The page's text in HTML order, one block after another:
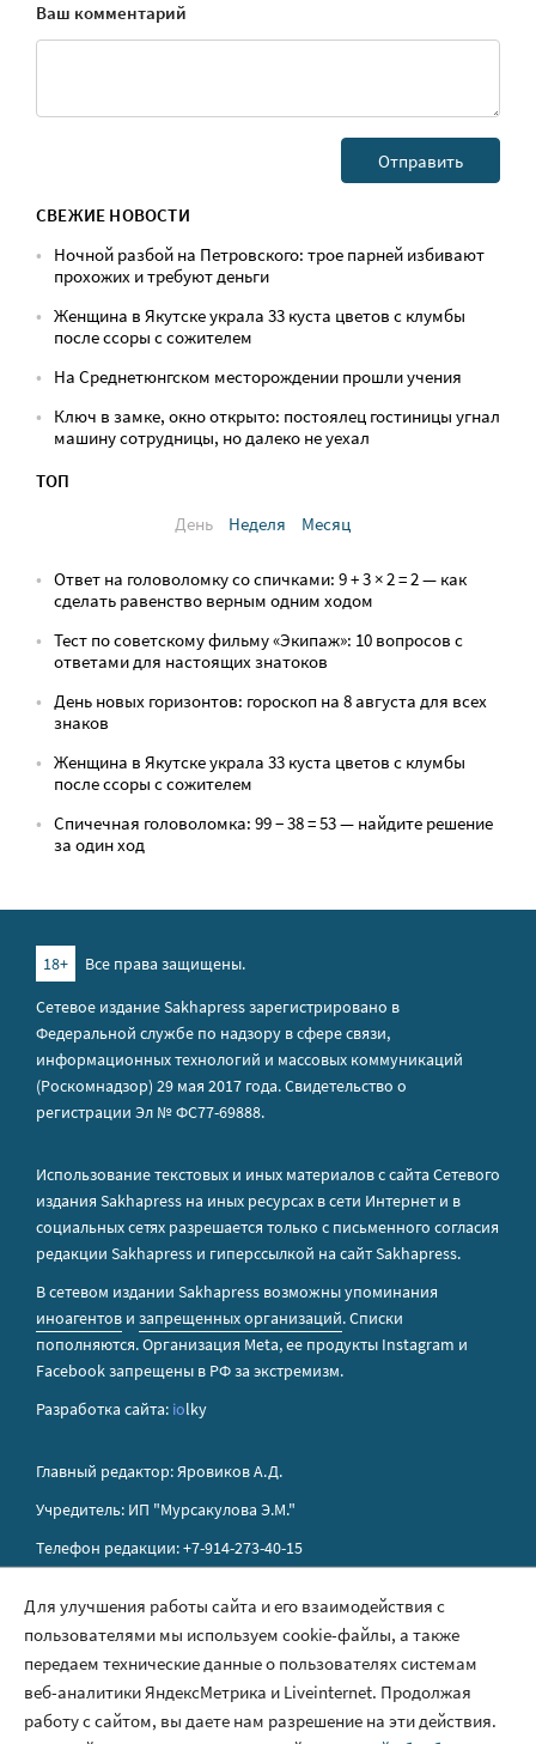
Ваш комментарий
СВЕЖИЕ НОВОСТИ
Ночной разбой на Петровского: трое парней избивают
прохожих и требуют деньги
Женщина в Якутске украла 33 куста цветов с клумбы
после ссоры с сожителем
На Среднетюнгском месторождении прошли учения
Ключ в замке, окно открыто: постоялец гостиницы угнал
машину сотрудницы, но далеко не уехал
ТОП
День
Неделя Месяц
Ответ на головоломку со спичками: 9 + 3 × 2 = 2 — как
сделать равенство верным одним ходом
Тест по советскому фильму «Экипаж»: 10 вопросов с
ответами для настоящих знатоков
День новых горизонтов: гороскоп на 8 августа для всех
знаков
Женщина в Якутске украла 33 куста цветов с клумбы
после ссоры с сожителем
Спичечная головоломка: 99 − 38 = 53 — найдите решение
за один ход
18+
Все права защищены.
Сетевое издание Sakhapress зарегистрировано в
Федеральной службе по надзору в сфере связи,
информационных технологий и массовых коммуникаций
(Роскомнадзор) 29 мая 2017 года. Свидетельство о
регистрации Эл № ФС77-69888.
Использование текстовых и иных материалов с сайта Сетевого
издания Sakhapress на иных ресурсах в сети Интернет и в
социальных сетях разрешается только с письменного согласия
редакции Sakhapress и гиперссылкой на сайт Sakhapress.
В сетевом издании Sakhapress возможны упоминания
иноагентов и запрещенных организаций. Списки
пополняются. Организация Metа, ее продукты Instagram и
Facebook запрещены в РФ за экстремизм.
Разработка сайта: iolky
Главный редактор: Яровиков А.Д.
Учредитель: ИП "Мурсакулова Э.М."
Телефон редакции: +7-914-273-40-15
Правила сайта
Политика обработки персональных данных
Размещение рекламы
Для улучшения работы сайта и его взаимодействия с
пользователями мы используем cookie-файлы, а также
передаем технические данные о пользователях системам
веб-аналитики ЯндексМетрика и Liveinternet. Продолжая
работу с сайтом, вы даете нам разрешение на эти действия.